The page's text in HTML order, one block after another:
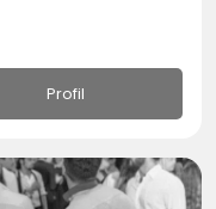
Profil